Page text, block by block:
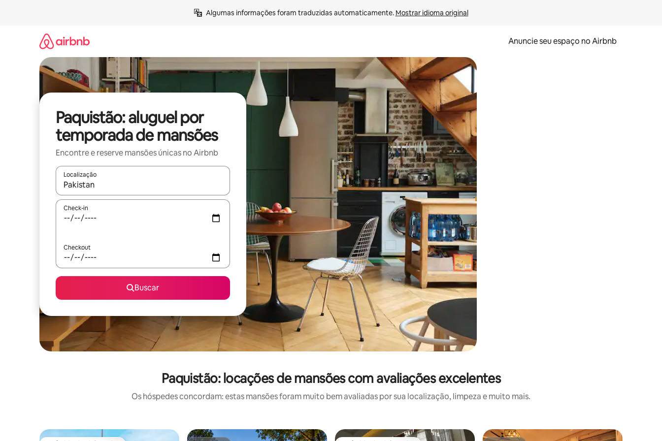
Algumas informações foram traduzidas automaticamente. Mostrar idioma original
Anuncie seu espaço no Airbnb
Paquistão: aluguel por
temporada de mansões
Encontre e reserve mansões únicas no Airbnb
Localização
Quando os resultados estiverem disponíveis, explore-os usando as seta para cima e para baixo do teclado ou tocando e deslizando o dedo na tela.
Check-in
Checkout
Buscar
Paquistão: locações de mansões com avaliações excelentes
Os hóspedes concordam: estas mansões foram muito bem avaliadas por sua localização, limpeza e muito mais.